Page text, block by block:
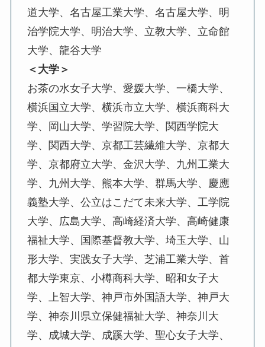
道大学、名古屋工業大学、名古屋大学、明
治学院大学、明治大学、立教大学、立命館
大学、龍谷大学
＜大学＞
お茶の水女子大学、愛媛大学、一橋大学、
横浜国立大学、横浜市立大学、横浜商科大
学、岡山大学、学習院大学、関西学院大
学、関西大学、京都工芸繊維大学、京都大
学、京都府立大学、金沢大学、九州工業大
学、九州大学、熊本大学、群馬大学、慶應
義塾大学、公立はこだて未来大学、工学院
大学、広島大学、高崎経済大学、高崎健康
福祉大学、国際基督教大学、埼玉大学、山
形大学、実践女子大学、芝浦工業大学、首
都大学東京、小樽商科大学、昭和女子大
学、上智大学、神戸市外国語大学、神戸大
学、神奈川県立保健福祉大学、神奈川大
学、成城大学、成蹊大学、聖心女子大学、